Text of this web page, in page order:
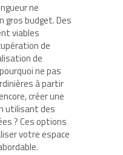
ne
gros budget. Des
viables
de
de
ne pas
à partir
créer une
utilisant des
? Ces options
votre espace